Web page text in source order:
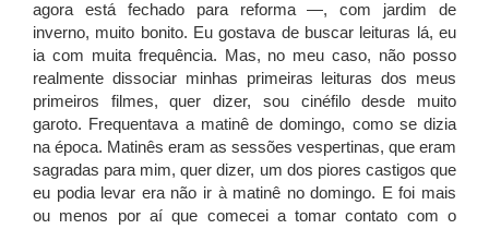
agora está fechado para reforma —, com jardim de
inverno, muito bonito. Eu gostava de buscar leituras lá, eu
ia com muita frequência. Mas, no meu caso, não posso
realmente dissociar minhas primeiras leituras dos meus
primeiros filmes, quer dizer, sou cinéfilo desde muito
garoto. Frequentava a matinê de domingo, como se dizia
na época. Matinês eram as sessões vespertinas, que eram
sagradas para mim, quer dizer, um dos piores castigos que
eu podia levar era não ir à matinê no domingo. E foi mais
ou menos por aí que comecei a tomar contato com o